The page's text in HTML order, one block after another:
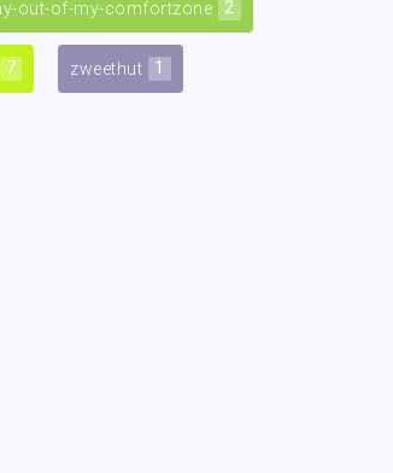
out-of-my-comfortzone 2
7 zweethut 1